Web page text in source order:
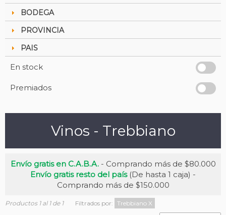
BODEGA
PROVINCIA
PAIS
En stock
Premiados
Vinos - Trebbiano
Envío gratis en C.A.B.A.- Comprando más de $80.000
Envío gratis resto del país(De hasta 1 caja) -
Comprando más de $150.000
Productos 1 al 1 de 1 Filtrados por: Trebbiano X